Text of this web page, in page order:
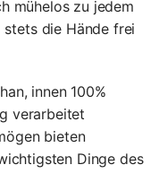
mühelos zu jedem
die Hände frei
innen 100%
verarbeitet
bieten
Dinge des